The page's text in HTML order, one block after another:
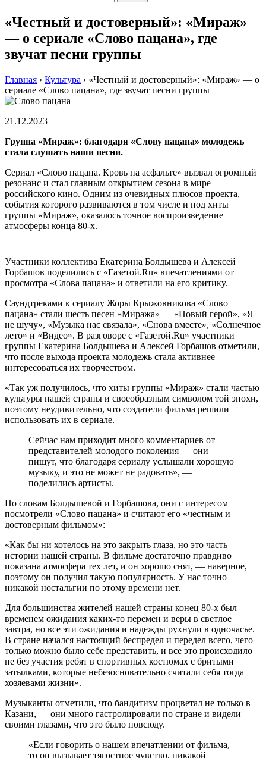
«Честный и достоверный»: «Мираж»
— о сериале «Слово пацана», где
звучат песни группы
Главная › Культура › «Честный и достоверный»: «Мираж» — о
сериале «Слово пацана», где звучат песни группы
21.12.2023
Группа «Мираж»: благодаря «Слову пацана» молодежь
стала слушать наши песни.
Сериал «Слово пацана. Кровь на асфальте» вызвал огромный
резонанс и стал главным открытием сезона в мире
российского кино. Одним из очевидных плюсов проекта,
события которого развиваются в том числе и под хиты
группы «Мираж», оказалось точное воспроизведение
атмосферы конца 80-х.
Участники коллектива Екатерина Болдышева и Алексей
Горбашов поделились с «Газетой.Ru» впечатлениями от
просмотра «Слова пацана» и ответили на его критику.
Саундтреками к сериалу Жоры Крыжовникова «Слово
пацана» стали шесть песен «Миража» — «Новый герой», «Я
не шучу», «Музыка нас связала», «Снова вместе», «Солнечное
лето» и «Видео». В разговоре с «Газетой.Ru» участники
группы Екатерина Болдышева и Алексей Горбашов отметили,
что после выхода проекта молодежь стала активнее
интересоваться их творчеством.
«Так уж получилось, что хиты группы «Мираж» стали частью
культуры нашей страны и своеобразным символом той эпохи,
поэтому неудивительно, что создатели фильма решили
использовать их в сериале.
Сейчас нам приходит много комментариев от
представителей молодого поколения — они
пишут, что благодаря сериалу услышали хорошую
музыку, и это не может не радовать», —
поделились артисты.
По словам Болдышевой и Горбашова, они с интересом
посмотрели «Слово пацана» и считают его «честным и
достоверным фильмом»:
«Как бы ни хотелось на это закрыть глаза, но это часть
истории нашей страны. В фильме достаточно правдиво
показана атмосфера тех лет, и он хорошо снят, — наверное,
поэтому он получил такую популярность. У нас точно
никакой ностальгии по этому времени нет.
Для большинства жителей нашей страны конец 80-х был
временем ожидания каких-то перемен и веры в светлое
завтра, но все эти ожидания и надежды рухнули в одночасье.
В стране начался настоящий беспредел и передел всего, чего
только можно было себе представить, и все это происходило
не без участия ребят в спортивных костюмах с бритыми
затылками, которые небезосновательно считали себя тогда
хозяевами жизни».
Музыканты отметили, что бандитизм процветал не только в
Казани, — они много гастролировали по стране и видели
своими глазами, что это было повсюду.
«Если говорить о нашем впечатлении от фильма,
то он вызывает тягостное чувство, никакой